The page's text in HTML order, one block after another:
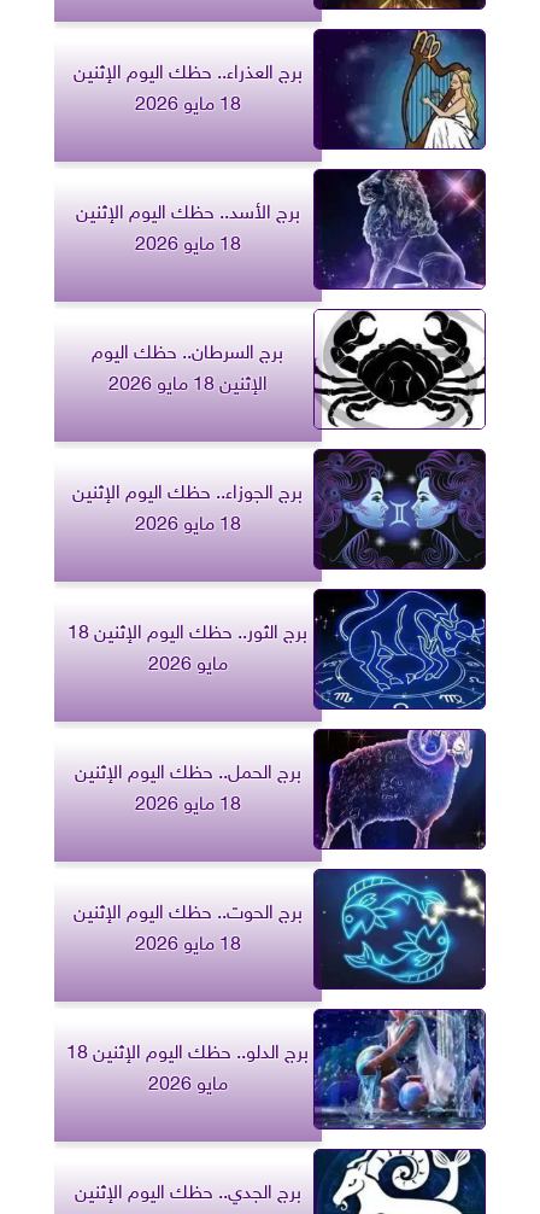
برج العذراء.. حظك اليوم الإثنين
18 مايو 2026
برج الأسد.. حظك اليوم الإثنين
18 مايو 2026
برج السرطان.. حظك اليوم
الإثنين 18 مايو 2026
برج الجوزاء.. حظك اليوم الإثنين
18 مايو 2026
برج الثور.. حظك اليوم الإثنين 18
مايو 2026
برج الحمل.. حظك اليوم الإثنين
18 مايو 2026
برج الحوت.. حظك اليوم الإثنين
18 مايو 2026
برج الدلو.. حظك اليوم الإثنين 18
مايو 2026
برج الجدي.. حظك اليوم الإثنين